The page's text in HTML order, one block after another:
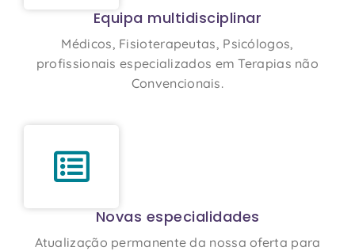
Equipa multidisciplinar
Médicos, Fisioterapeutas, Psicólogos,
profissionais especializados em Terapias não
Convencionais.
Novas especialidades
Atualização permanente da nossa oferta para